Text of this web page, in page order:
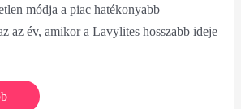
módja a piac hatékonyabb
az év, amikor a Lavylites hosszabb ideje